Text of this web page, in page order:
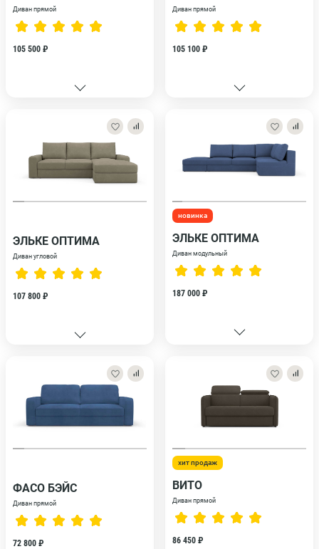
Диван прямой
105 500 ₽
Диван прямой
105 100 ₽
ЭЛЬКЕ ОПТИМА
Диван угловой
107 800 ₽
новинка
ЭЛЬКЕ ОПТИМА
Диван модульный
187 000 ₽
ФАСО БЭЙС
Диван прямой
72 800 ₽
хит продаж
ВИТО
Диван прямой
86 450 ₽